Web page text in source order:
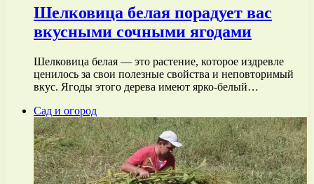
Шелковица белая порадует вас
вкусными сочными ягодами
Шелковица белая — это растение, которое издревле
ценилось за свои полезные свойства и неповторимый
вкус. Ягоды этого дерева имеют ярко-белый…
Сад и огород